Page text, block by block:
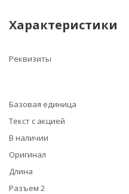
Характеристики
Реквизиты
Базовая единица
Текст с акцией
В наличии
Оригинал
Длина
Разъем 2